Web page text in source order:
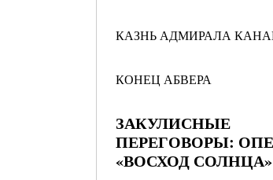
КАЗНЬ АДМИРАЛА
КОНЕЦ АБВЕРА
ЗАКУЛИСНЫЕ
ПЕРЕГОВОРЫ:
«ВОСХОД СОЛНЦА»